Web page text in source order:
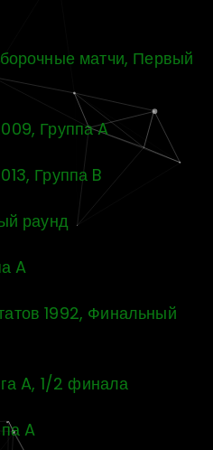
матчи, Первый
Группа A
Группа B
раунд
A
1992, Финальный
A, 1/2 финала
A